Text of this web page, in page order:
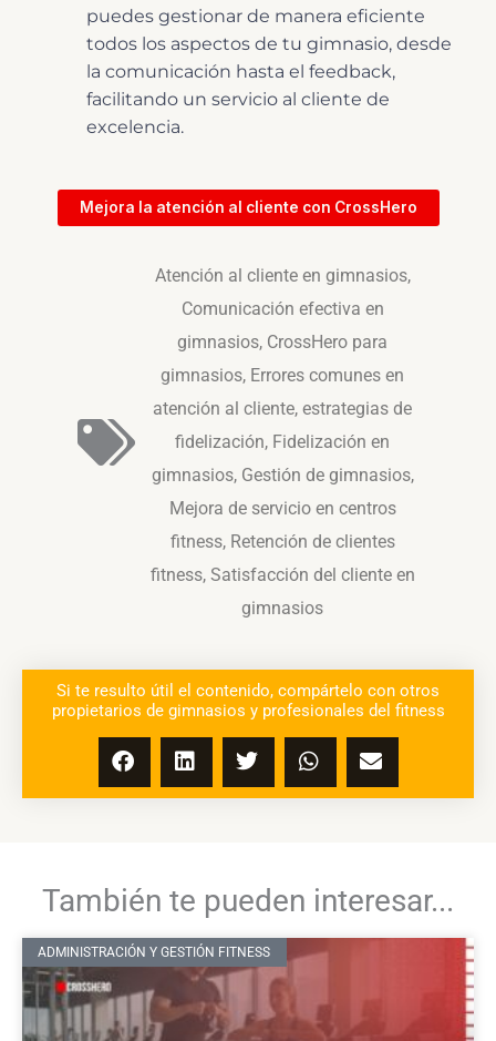
puedes gestionar de manera eficiente
todos los aspectos de tu gimnasio, desde
la comunicación hasta el feedback,
facilitando un servicio al cliente de
excelencia.
Mejora la atención al cliente con CrossHero
Atención al cliente en gimnasios,
Comunicación efectiva en
gimnasios, CrossHero para
gimnasios, Errores comunes en
atención al cliente, estrategias de
fidelización, Fidelización en
gimnasios, Gestión de gimnasios,
Mejora de servicio en centros
fitness, Retención de clientes
fitness, Satisfacción del cliente en
gimnasios
Si te resulto útil el contenido, compártelo con otros
propietarios de gimnasios y profesionales del fitness
También te pueden interesar...
ADMINISTRACIÓN Y GESTIÓN FITNESS